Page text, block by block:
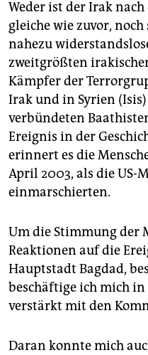
shop
fragen & hilfe
unterstützen
abo
genossenschaft
epaper login
Weder ist der Irak nach
gleiche wie zuvor,
nahezu
zweitgrößten
Kämpfer der
Irak und in Syrien
verbündeten
Ereignis in der
erinnert es die
April 2003, als die US-
einmarschierten.
Um die Stimmung der
Reaktionen auf die
Hauptstadt Bagdad,
beschäftige ich mich in
verstärkt mit den
Daran konnte mich